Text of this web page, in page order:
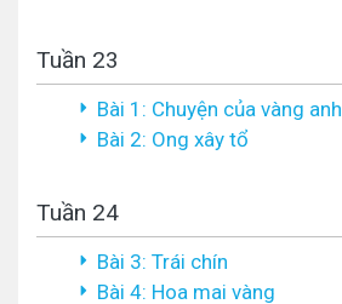
Tuần 23
Bài 1: Chuyện của vàng anh
Bài 2: Ong xây tổ
Tuần 24
Bài 3: Trái chín
Bài 4: Hoa mai vàng